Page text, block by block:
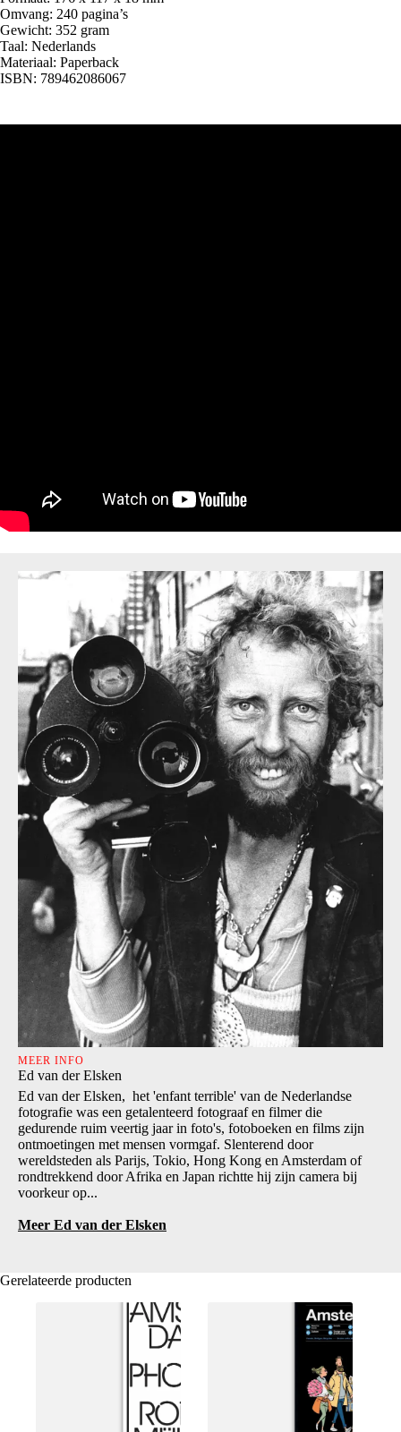
Omvang: 240 pagina’s
Gewicht: 352 gram
Taal: Nederlands
Materiaal: Paperback
ISBN: 789462086067
MEER INFO
Ed van der Elsken
Ed van der Elsken, het 'enfant terrible' van de Nederlandse
fotografie was een getalenteerd fotograaf en filmer die
gedurende ruim veertig jaar in foto's, fotoboeken en films zijn
ontmoetingen met mensen vormgaf. Slenterend door
wereldsteden als Parijs, Tokio, Hong Kong en Amsterdam of
rondtrekkend door Afrika en Japan richtte hij zijn camera bij
voorkeur op...
Meer Ed van der Elsken
Gerelateerde producten